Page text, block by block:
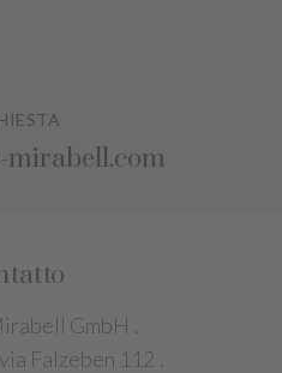
mirabell.com
GmbH .
Falzeben 112 .